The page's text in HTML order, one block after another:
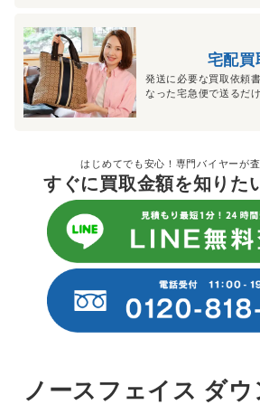
宅配買
発送に必要な買取依頼
なった宅急便で送るだ
はじめてでも安心！専門バイヤーが査
すぐに買取金額を知りた
ノースフェイス ダ